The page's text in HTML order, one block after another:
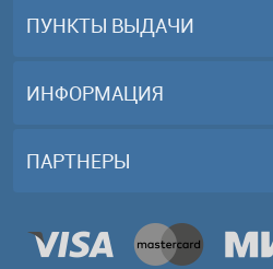
ПУНКТЫ ВЫДАЧИ
ИНФОРМАЦИЯ
ПАРТНЕРЫ